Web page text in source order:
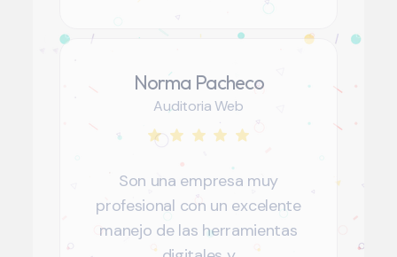
Norma Pacheco
Auditoria Web
Son una empresa muy
profesional con un excelente
manejo de las herramientas